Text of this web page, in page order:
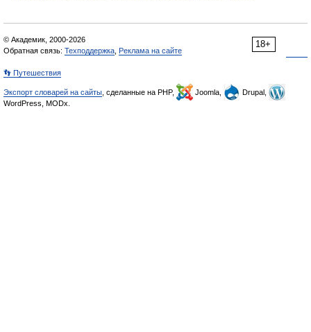
18+
© Академик, 2000-2026
Обратная связь: Техподдержка Реклама на сайте
👣 Путешествия
Экспорт словарей на сайты , сделанные на PHP, Joomla,
Drupal,
WordPress, MODx.